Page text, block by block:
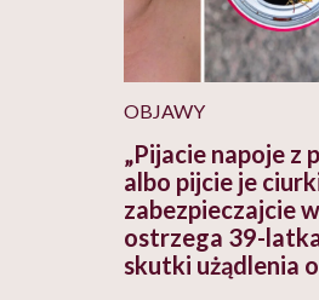
OBJAWY
„Pijacie napoje z
albo pijcie je
zabezpieczajcie
ostrzega 39-
skutki użądlenia